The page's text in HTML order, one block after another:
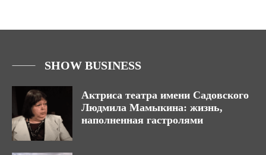
SHOW BUSINESS
Актриса театра имени Садовского
Людмила Мамыкина: жизнь,
наполненная гастролями